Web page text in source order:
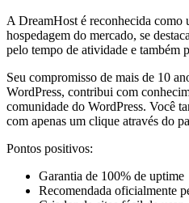
A DreamHost é reconhecida como
hospedagem do mercado, se
pelo tempo de atividade e também
Seu compromisso de mais de 10
WordPress, contribui com
comunidade do WordPress. Você
com apenas um clique através do
Pontos positivos:
Garantia de 100% de uptime
Recomendada oficialmente